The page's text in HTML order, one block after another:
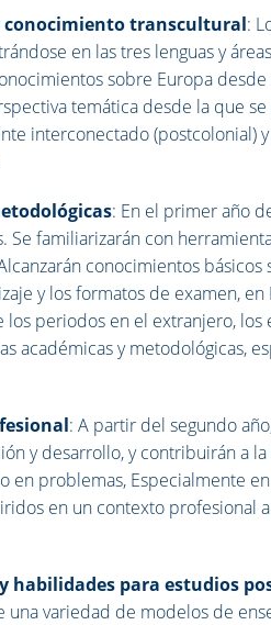
transcultural:
en las tres lenguas y
sobre Europa
temática desde la que
interconectado (postcolonial)
: En el primer año
Se familiarizarán con
conocimientos
y los formatos de examen,
periodos en el extranjero,
académicas y metodológicas,
: A partir del segundo
y desarrollo, y contribuirán a
en problemas, Especialmente
en un contexto profesional
habilidades para estudios
una variedad de modelos de